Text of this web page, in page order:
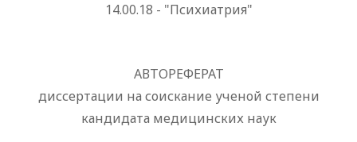
14.00.18 - "Психиатрия"
АВТОРЕФЕРАТ
диссертации на соискание ученой степени
кандидата медицинских наук